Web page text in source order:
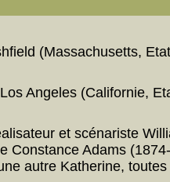
(Massachusetts,
Angeles (Californie,
et scénariste
Constance Adams
autre Katherine,